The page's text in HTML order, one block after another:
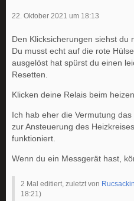
22. Oktober 2021 um 18:13
Den Klicksicherungen siehst du
Du musst echt auf die rote
ausgelöst hat spürst du einen
Resetten.
Klicken deine Relais beim
Ich hab eher die Vermutung
zur Ansteuerung des
funktioniert.
Wenn du ein Messgerät hast,
2 Mal editiert, zuletzt von
18:21)